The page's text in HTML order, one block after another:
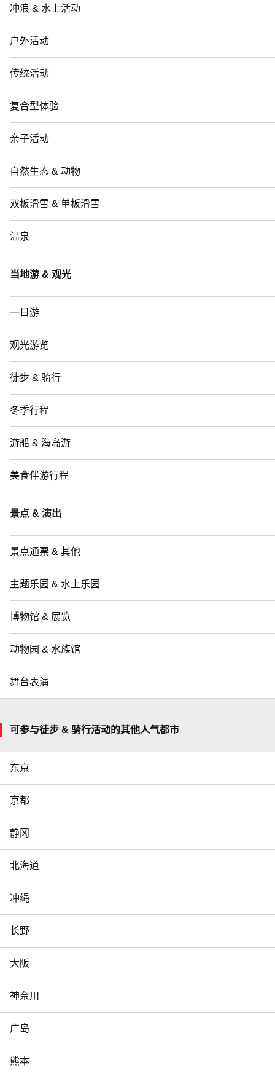
冲浪 & 水上活动
户外活动
传统活动
复合型体验
亲子活动
自然生态 & 动物
双板滑雪 & 单板滑雪
温泉
当地游 & 观光
一日游
观光游览
徒步 & 骑行
冬季行程
游船 & 海岛游
美食伴游行程
景点 & 演出
景点通票 & 其他
主题乐园 & 水上乐园
博物馆 & 展览
动物园 & 水族馆
舞台表演
可参与徒步 & 骑行活动的其他人气都市
东京
京都
静冈
北海道
冲绳
长野
大阪
神奈川
广岛
熊本